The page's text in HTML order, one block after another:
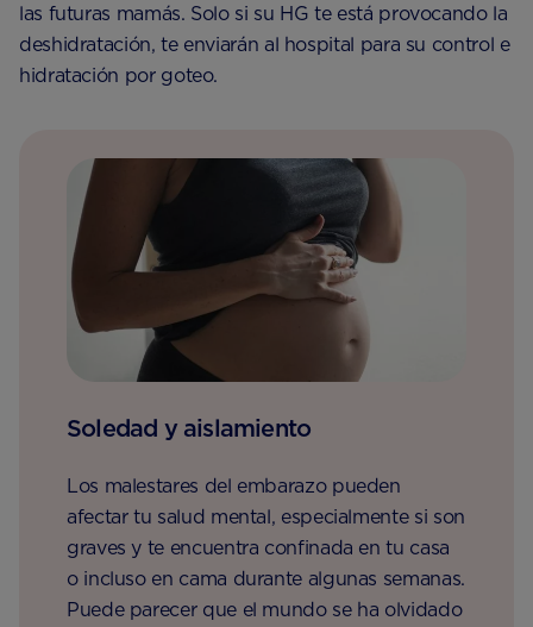
las futuras mamás. Solo si su HG te está provocando la
deshidratación, te enviarán al hospital para su control e
hidratación por goteo.
Soledad y aislamiento
Los malestares del embarazo pueden
afectar tu salud mental, especialmente si son
graves y te encuentra confinada en tu casa
o incluso en cama durante algunas semanas.
Puede parecer que el mundo se ha olvidado